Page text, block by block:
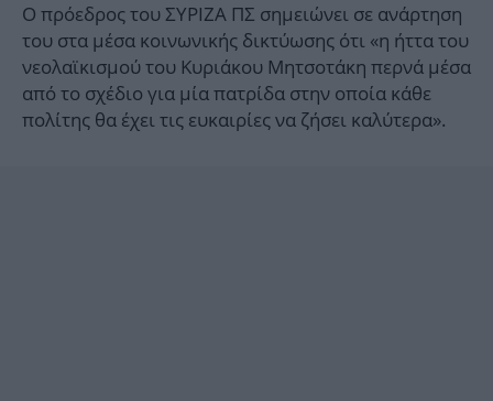
Ο πρόεδρος του ΣΥΡΙΖΑ ΠΣ σημειώνει σε ανάρτηση
του στα μέσα κοινωνικής δικτύωσης ότι «η ήττα του
νεολαϊκισμού του Κυριάκου Μητσοτάκη περνά μέσα
από το σχέδιο για μία πατρίδα στην οποία κάθε
πολίτης θα έχει τις ευκαιρίες να ζήσει καλύτερα».